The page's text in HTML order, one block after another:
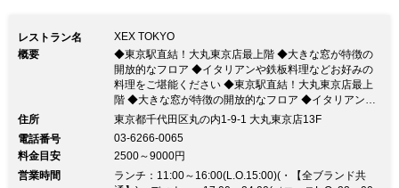
レストラン名
XEX TOKYO
概要
◆東京駅直結！大丸東京店最上階 ◆大きな窓が特徴の
開放的なフロア ◆イタリアンや鉄板料理などお好みの
料理をご堪能ください ◆東京駅直結！大丸東京店最上
階 ◆大きな窓が特徴の開放的なフロア ◆イタリアンや
鉄板料理などお好みの料理をご堪能ください東京駅を眼
「Salvatore Cuomo Bros.」、 鉄板料理「鉄板焼
An」、「The BAR & Cafe」の3つのジャンルを融合し
たレストラン 『XEX TOKYO』。ビジネスや記念日な
住所
東京都千代田区丸の内1-9-1 大丸東京店13F
電話番号
03-6266-0065
料金目安
2500～9000円
営業時間
ランチ：11:00～16:00(L.O.15:00)(・【全ブランド共